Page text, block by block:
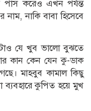
পাস করেও এখন পর্যন্ত
নাকি বাবা হিসেবে
যে খুব ভালো বুঝতে
কান কেন যেন কু-ডাক
মাহবুব কামাল কিছু
ব্যবহারে কুপিত হয়ে মুখ